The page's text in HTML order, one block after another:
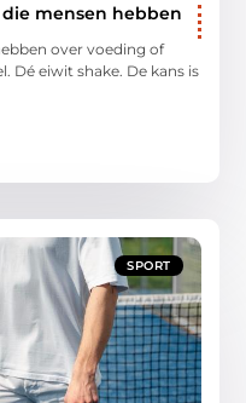
mensen hebben
over voeding of
Dé eiwit shake. De kans is
SPORT